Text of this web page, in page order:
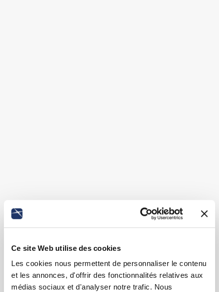
Ce site Web utilise des cookies
Les cookies nous permettent de personnaliser le contenu
et les annonces, d'offrir des fonctionnalités relatives aux
médias sociaux et d'analyser notre trafic. Nous